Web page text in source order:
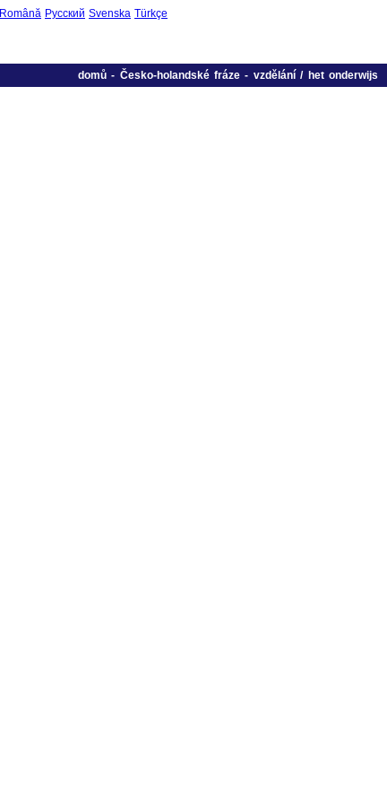
Română Русский Svenska Türkçe
domů- Česko-holandské fráze- vzdělání / het onderwijs